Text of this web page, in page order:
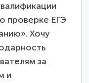
проверке ЕГЭ
Хочу
за
и